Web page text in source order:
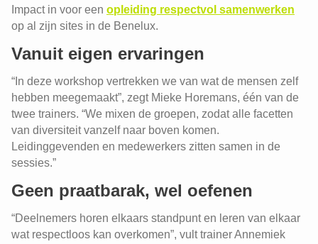
Impact in voor een opleiding respectvol samenwerken
op al zijn sites in de Benelux.
Vanuit eigen ervaringen
“In deze workshop vertrekken we van wat de mensen zelf
hebben meegemaakt”, zegt Mieke Horemans, één van de
twee trainers. “We mixen de groepen, zodat alle facetten
van diversiteit vanzelf naar boven komen.
Leidinggevenden en medewerkers zitten samen in de
sessies.”
Geen praatbarak, wel oefenen
“Deelnemers horen elkaars standpunt en leren van elkaar
wat respectloos kan overkomen”, vult trainer Annemiek